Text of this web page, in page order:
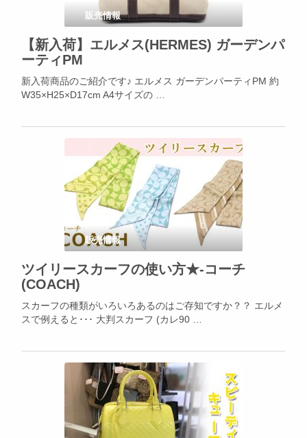
販売情報
【新入荷】エルメス(HERMES) ガーデンパ
ーティPM
新入荷商品のご紹介です♪ エルメス ガーデンパーティPM 約
W35×H25×D17cm A4サイズの …
販売情報
ツイリースカーフの使い方★-コーチ
(COACH)
スカーフの種類がいろいろあるのはご存知ですか？？ エルメ
スで例えると･･･ 大判スカーフ (カレ90 …